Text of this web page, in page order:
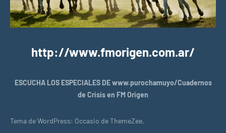
http://www.fmorigen.com.ar/
ESCUCHA LOS ESPECIALES DE www.purochamuyo/Cuadernos
de Crisis en FM Origen
Tema de WordPress: Occasio de ThemeZee.